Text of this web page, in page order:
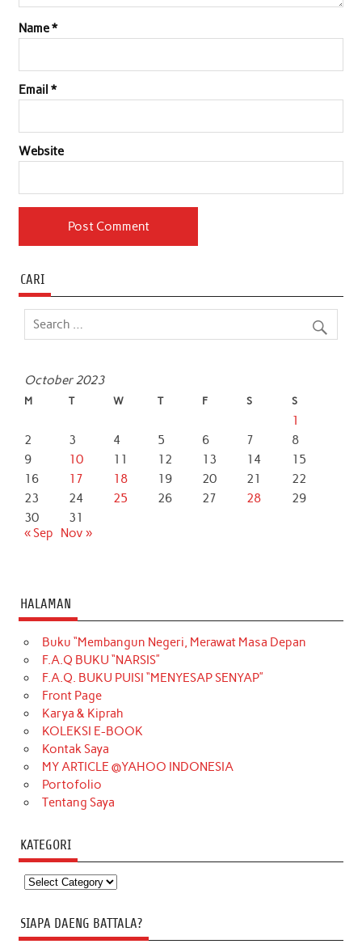
Name*
Email *
Website
CARI
October 2023
M T W T F S S
1
2
3 4 5 6 7
8
9
10 11 12 13 14
15
16
17 18 19 20 21
22
23
24 25 26 27 28
29
30
31
« Sep
Nov »
HALAMAN
Buku “Membangun Negeri, Merawat Masa Depan
F.A.Q BUKU “NARSIS”
F.A.Q. BUKU PUISI “MENYESAP SENYAP”
Front Page
Karya & Kiprah
KOLEKSI E-BOOK
Kontak Saya
MY ARTICLE @YAHOO INDONESIA
Portofolio
Tentang Saya
KATEGORI
Kategori
SIAPA DAENG BATTALA?